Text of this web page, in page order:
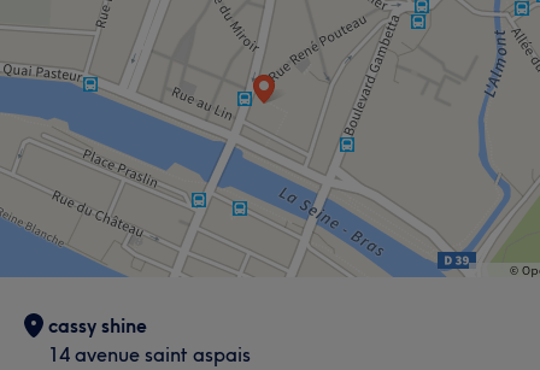
cassy shine
14 avenue saint aspais